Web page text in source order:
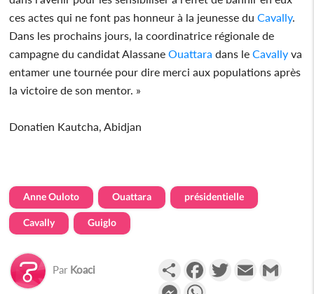
ces actes qui ne font pas honneur à la jeunesse duCavally.
Dans les prochains jours, la coordinatrice régionale de
campagne du candidat AlassaneOuattara dans leCavally va
entamer une tournée pour dire merci aux populations après
la victoire de son mentor. »
Donatien Kautcha, Abidjan
Anne Ouloto Ouattara présidentielle
Cavally Guiglo
Par Koaci PartagerFacebookTwitterEmail
Messenger